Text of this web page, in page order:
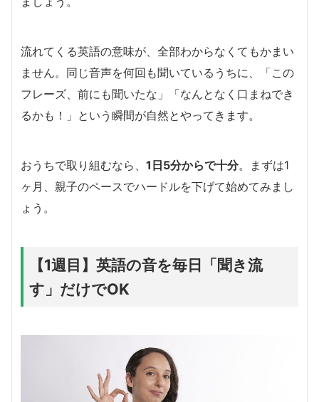
流れてくる英語の意味が、全部わからなくてもかまい
ません。同じ音声を何回も聞いているうちに、「この
フレーズ、前にも聞いたな」「なんとなく口まねでき
るかも！」という瞬間が自然とやってきます。
おうちで取り組むなら、 1日5分からで十分。まずは1
ヶ月、親子のペースでハードルを下げて始めてみまし
ょう。
【1週目】英語の音を毎日「聞き流
す」だけでOK